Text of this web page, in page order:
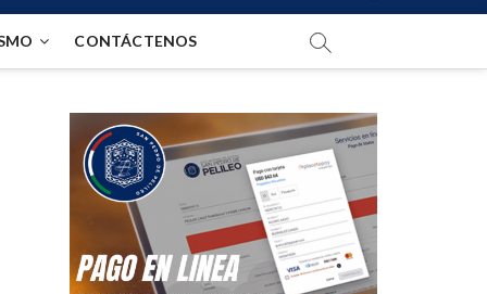
CONTÁCTENOS